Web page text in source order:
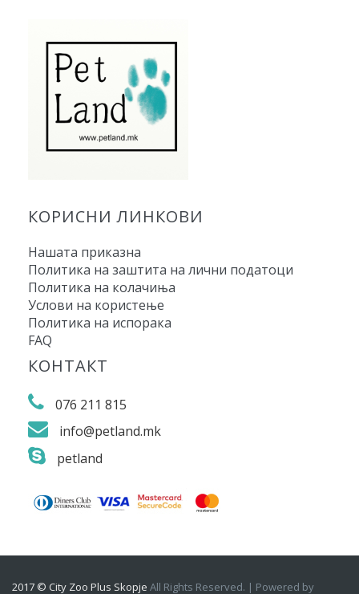
КОРИСНИ ЛИНКОВИ
Нашата приказна
Политика на заштита на лични податоци
Политика на колачиња
Услови на користење
Политика на испорака
FAQ
КОНТАКТ
076 211 815
info@petland.mk
petland
2017 © City Zoo Plus Skopje All Rights Reserved. | Powered by